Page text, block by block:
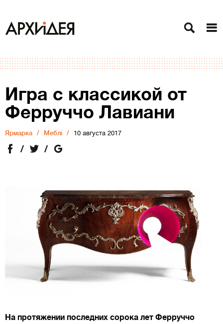
Игра с классикой от
Ферруччо Лавиани
Ярмарка Меблі 10 августа 2017
На протяжении последних сорока лет Ферруччо